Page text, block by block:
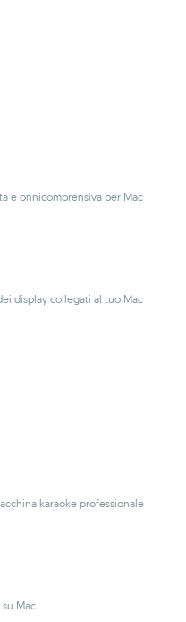
e onnicomprensiva per Mac
display collegati al tuo Mac
karaoke professionale
Mac